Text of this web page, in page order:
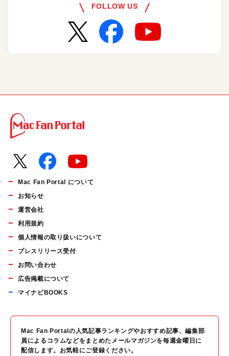
FOLLOW US
Mac Fan Portal について
お知らせ
運営会社
利用規約
個人情報の取り扱いについて
プレスリリース受付
お問い合わせ
広告掲載について
マイナビBOOKS
Mac Fan Portalの人気記事ランキングやおすすめ記事、編集部
員によるコラムなどをまとめたメールマガジンを毎週金曜日に
配信します。お気軽にご登録ください。